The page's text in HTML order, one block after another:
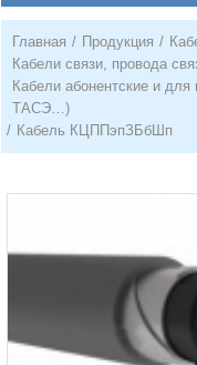
Главная / Продукция /
Кабели связи, провода
Кабели абонентские и
ТАСЭ…)
/ Кабель КЦППэпЗБбШп